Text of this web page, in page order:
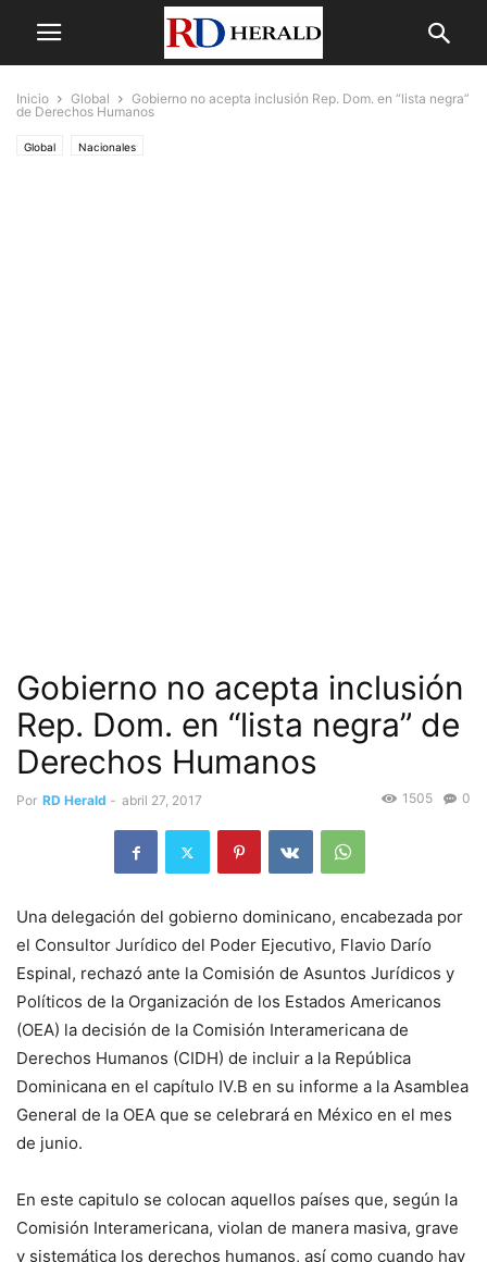
Inicio Global
Gobierno no acepta inclusión Rep. Dom. en “lista negra”
de Derechos Humanos
Global Nacionales
Gobierno no acepta inclusión
Rep. Dom. en “lista negra” de
Derechos Humanos
Por RD Herald - abril 27, 2017 0
1505
Una delegación del gobierno dominicano, encabezada por
el Consultor Jurídico del Poder Ejecutivo, Flavio Darío
Espinal, rechazó ante la Comisión de Asuntos Jurídicos y
Políticos de la Organización de los Estados Americanos
(OEA) la decisión de la Comisión Interamericana de
Derechos Humanos (CIDH) de incluir a la República
Dominicana en el capítulo IV.B en su informe a la Asamblea
General de la OEA que se celebrará en México en el mes
de junio.
En este capitulo se colocan aquellos países que, según la
Comisión Interamericana, violan de manera masiva, grave
y sistemática los derechos humanos, así como cuando hay